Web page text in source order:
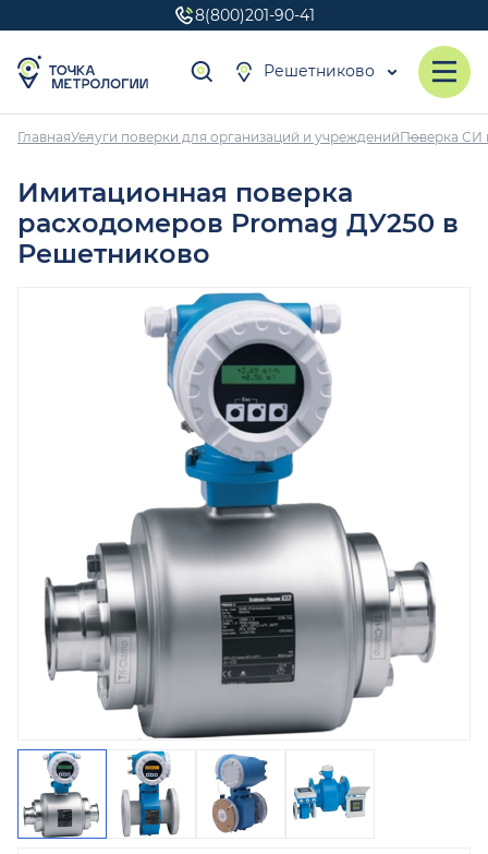
8(800)201-90-41
Решетниково
ГлавнаяУслуги поверки для организаций и учрежденийПоверка СИ
Имитационная поверка
расходомеров Promag ДУ250 в
Решетниково